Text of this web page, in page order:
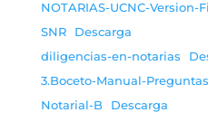
NOTARIAS-UCNC-Version-
SNR
Descarga
diligencias-en-notarias
3.Boceto-Manual-
Notarial-B
Descarga